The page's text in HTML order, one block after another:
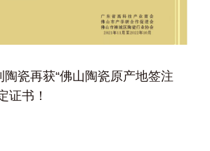
陶瓷再获“佛山陶瓷原产地签注
证书！